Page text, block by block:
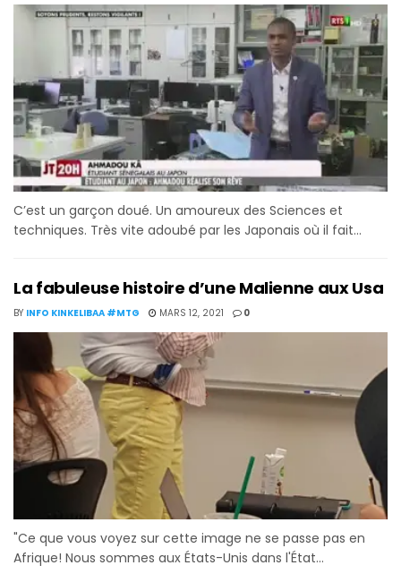
C’est un garçon doué. Un amoureux des Sciences et
techniques. Très vite adoubé par les Japonais où il fait...
La fabuleuse histoire d’une Malienne aux Usa
BY INFO KINKELIBAA #MTG MARS 12, 2021 0
"Ce que vous voyez sur cette image ne se passe pas en
Afrique! Nous sommes aux États-Unis dans l'État...